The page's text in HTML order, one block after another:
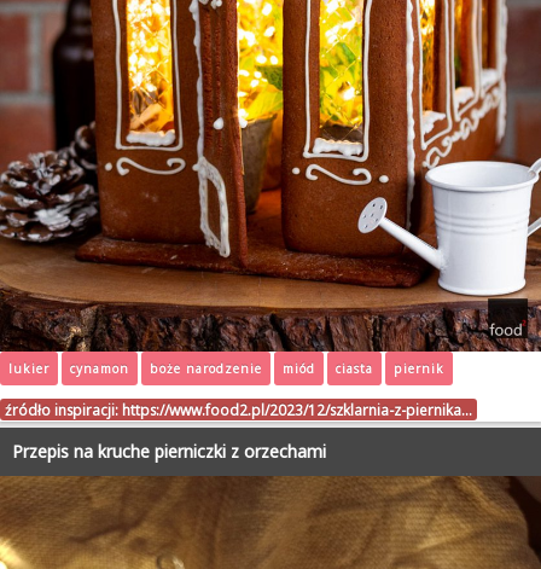
lukier cynamon boże narodzenie miód ciasta piernik
źródło inspiracji: https://www.food2.pl/2023/12/szklarnia-z-piernika…
Przepis na kruche pierniczki z orzechami